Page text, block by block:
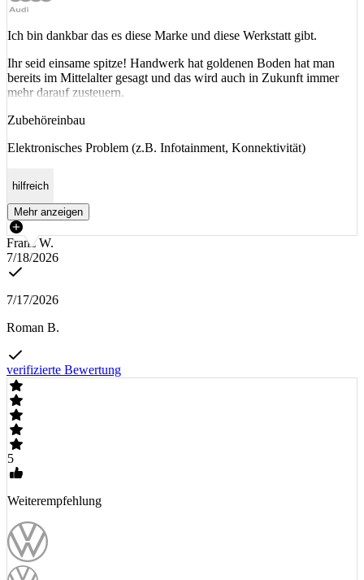
Ich bin dankbar das es diese Marke und diese Werkstatt gibt.
Ihr seid einsame spitze! Handwerk hat goldenen Boden hat man
bereits im Mittelalter gesagt und das wird auch in Zukunft immer
mehr darauf zusteuern.
Zubehöreinbau
Elektronisches Problem (z.B. Infotainment, Konnektivität)
hilfreich
Mehr anzeigen
Franz W.
7/18/2026
7/17/2026
Roman B.
verifizierte Bewertung
5
Weiterempfehlung